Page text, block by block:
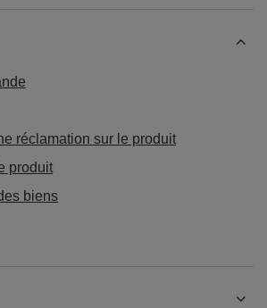
réclamation sur le produit
produit
biens